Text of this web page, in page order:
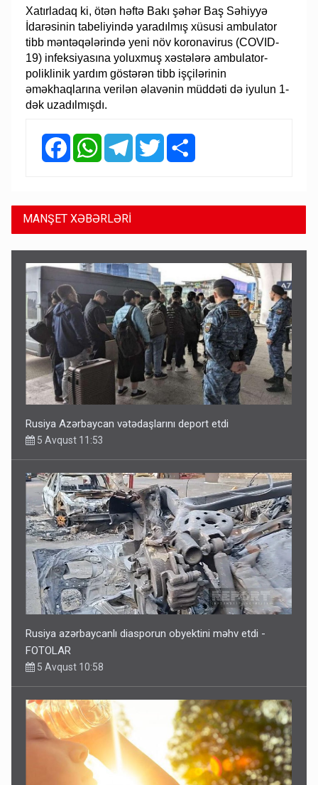
Xatırladaq ki, ötən həftə Bakı şəhər Baş Səhiyyə
İdarəsinin tabeliyində yaradılmış xüsusi ambulator
tibb məntəqələrində yeni növ koronavirus (COVID-
19) infeksiyasına yoluxmuş xəstələrə ambulator-
poliklinik yardım göstərən tibb işçilərinin
əməkhaqlarına verilən əlavənin müddəti də iyulun 1-
dək uzadılmışdı.
FacebookWhatsAppTelegramTwitter
MANŞET XƏBƏRLƏRİ
Rusiya Azərbaycan vətədaşlarını deport etdi
5 Avqust 11:53
Rusiya azərbaycanlı diasporun obyektini məhv etdi -
FOTOLAR
5 Avqust 10:58